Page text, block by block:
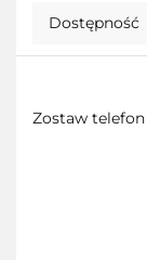
Dostępność
Zostaw telefon